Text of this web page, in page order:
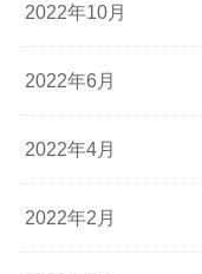
2022年10月
2022年6月
2022年4月
2022年2月